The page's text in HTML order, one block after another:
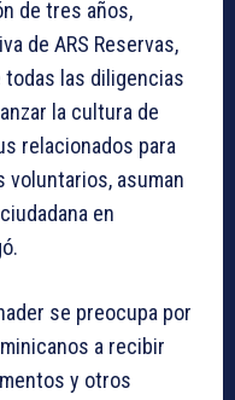
de tres años,
de ARS Reservas,
todas las diligencias
la cultura de
relacionados para
voluntarios, asuman
en
se preocupa por
a recibir
y otros